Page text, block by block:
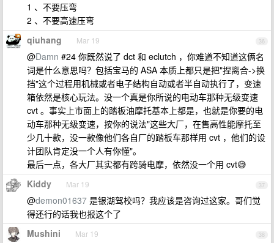
1 、不要压弯
2 、不要高速压弯
36
qiuhang Mar 19
@Damn #24 你既然说了 dct 和 eclutch ，你难道不知道这俩名
词是什么意思吗？包括宝马的 ASA 本质上都只是把"捏离合->换
挡"这个过程用机械或者电子结构自动或者半自动执行了，变速
箱依然是核心玩法。没一个真是你所说的电动车那种无级变速
cvt 。事实上市面上的踏板油摩托基本上都是，也就是你要的电
动车那种无级变速，按你的说法"这些大厂，在售高性能摩托至
少几十款，没一款像他们各自厂的踏板车那样用 cvt ，他们的设
计团队肯定没一个人有你懂"。
最后一点，各大厂其实都有跨骑电摩，依然没一个用 cvt😅
37
Kiddy Mar 19
@demon01637 是银湖驾校吗？我应该是咨询过这家。哥们觉
得还行的话我也报这个了
38
Mushini Mar 19